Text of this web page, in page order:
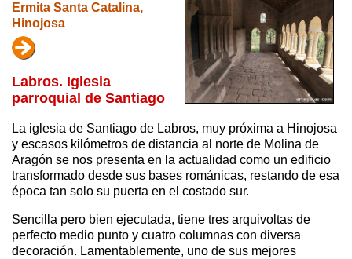
Ermita Santa Catalina,
Hinojosa
Labros. Iglesia
parroquial de Santiago
La iglesia de Santiago de Labros, muy próxima a Hinojosa
y escasos kilómetros de distancia al norte de Molina de
Aragón se nos presenta en la actualidad como un edificio
transformado desde sus bases románicas, restando de esa
época tan solo su puerta en el costado sur.
Sencilla pero bien ejecutada, tiene tres arquivoltas de
perfecto medio punto y cuatro columnas con diversa
decoración. Lamentablemente, uno de sus mejores